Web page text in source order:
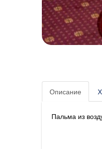
Описание
Пальма из